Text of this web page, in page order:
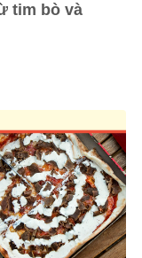
tim bò và